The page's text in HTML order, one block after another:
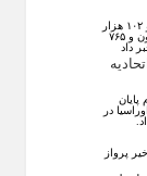
رئیس مرکز مدیریت راه‌های کشور از خروج بیش از ۳ میلیون و ۱۰۲ هزار
زائر اربعین از مرزهای شش‌گانه زمینی و بازگشت حدود ۲ میلیون و ۷۶۵
در
پرواز